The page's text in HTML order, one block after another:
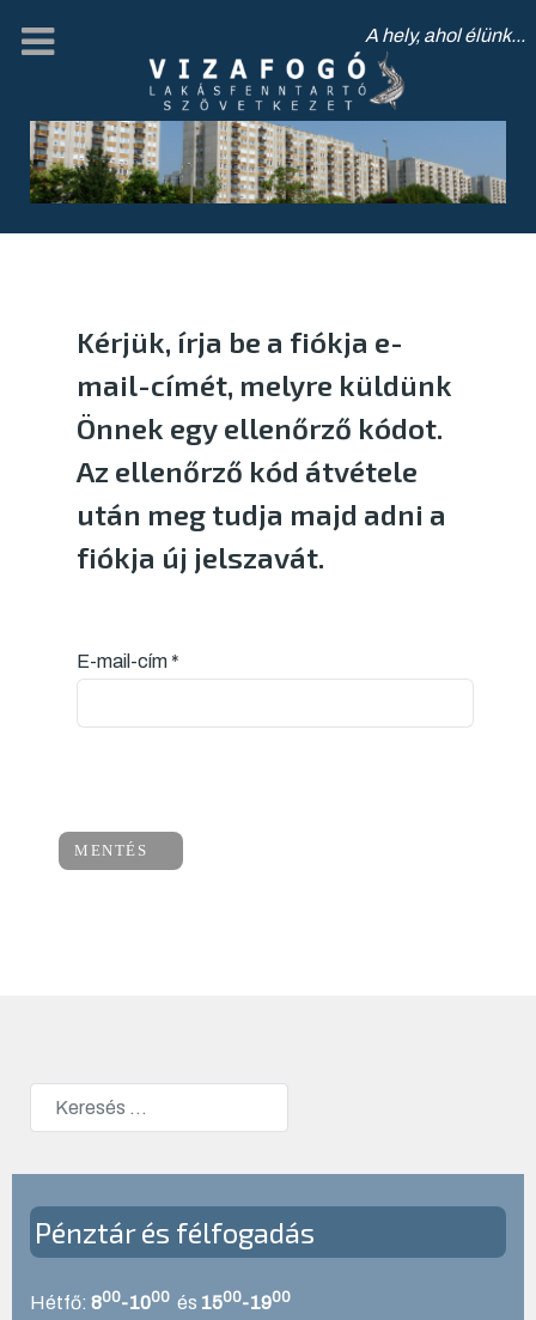
A hely, ahol élünk...
Kérjük, írja be a fiókja e-
mail-címét, melyre küldünk
Önnek egy ellenőrző kódot.
Az ellenőrző kód átvétele
után meg tudja majd adni a
fiókja új jelszavát.
E-mail-cím *
MENTÉS
Keresés
Pénztár és félfogadás
Hétfő: 800-1000 és 1500-1900